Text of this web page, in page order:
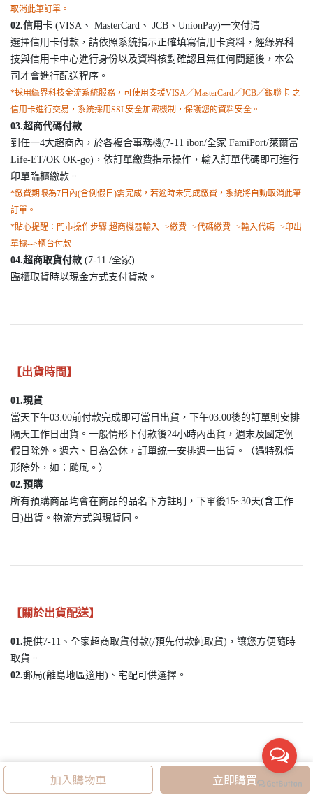
加入購物車 立即購買
取消此筆訂單。
02.信用卡 (VISA、 MasterCard、 JCB、UnionPay)一次付清
選擇信用卡付款，請依照系統指示正確填寫信用卡資料，經綠界科
技與信用卡中心進行身份以及資料核對確認且無任何問題後，本公
司才會進行配送程序。
*採用綠界科技金流系統服務，可使用支援VISA／MasterCard／JCB／銀聯卡 之
信用卡進行交易，系統採用SSL安全加密機制，保護您的資料安全。
03.超商代碼付款
到任一4大超商內，於各複合事務機(7-11 ibon/全家 FamiPort/萊爾富
Life-ET/OK OK-go)，依訂單繳費指示操作，輸入訂單代碼即可進行
印單臨櫃繳款。
*繳費期限為7日內(含例假日)需完成，若逾時未完成繳費，系統將自動取消此筆
訂單。
*貼心提醒：門市操作步驟:超商機器輸入-->繳費-->代碼繳費-->輸入代碼-->印出
單據-->櫃台付款
04.超商取貨付款 (7-11 /全家)
臨櫃取貨時以現金方式支付貨款。
【出貨時間】
01.現貨
當天下午03:00前付款完成即可當日出貨，下午03:00後的訂單則安排
隔天工作日出貨。一般情形下付款後24小時內出貨，週末及國定例
假日除外。週六、日為公休，訂單統一安排週一出貨。（遇特殊情
形除外，如：颱風。）
02.預購
所有預購商品均會在商品的品名下方註明，下單後15~30天(含工作
日)出貨。物流方式與現貨同。
【關於出貨配送】
01.提供7-11、全家超商取貨付款(/預先付款純取貨)，讓您方便隨時
取貨。
02.郵局(離島地區適用)、宅配可供選擇。
【收貨提醒】